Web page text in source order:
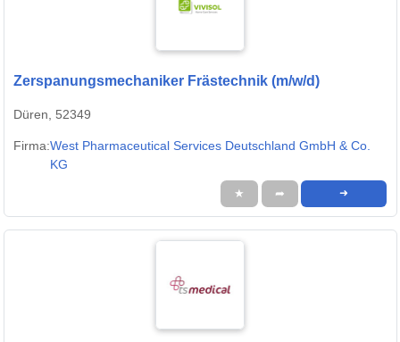
Zerspanungsmechaniker Frästechnik (m/w/d)
Düren, 52349
Firma:West Pharmaceutical Services Deutschland GmbH & Co.
KG
★ ➦ ➜